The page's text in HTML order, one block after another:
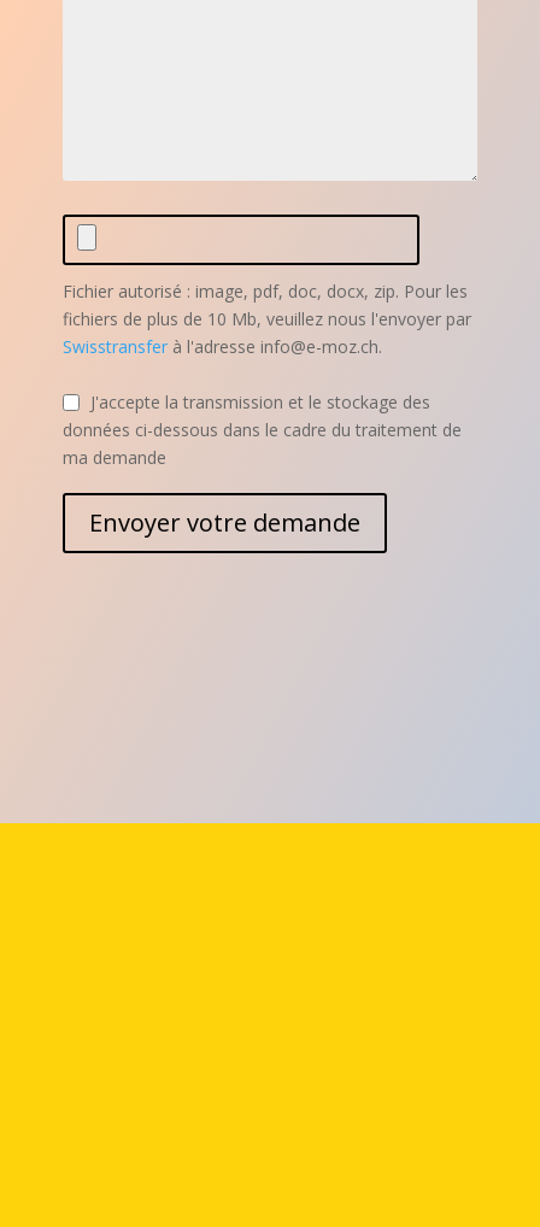
Fichier autorisé : image, pdf, doc, docx, zip. Pour les
fichiers de plus de 10 Mb, veuillez nous l'envoyer par
Swisstransfer à l'adresse info@e-moz.ch.
J'accepte la transmission et le stockage des
données ci-dessous dans le cadre du traitement de
ma demande